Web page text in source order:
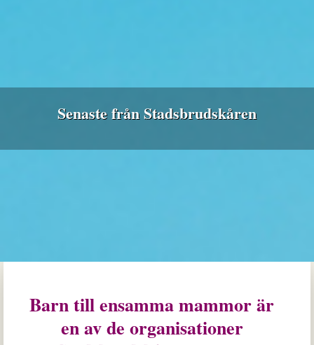
Senaste från Stadsbrudskåren
Barn till ensamma mammor är
en av de organisationer